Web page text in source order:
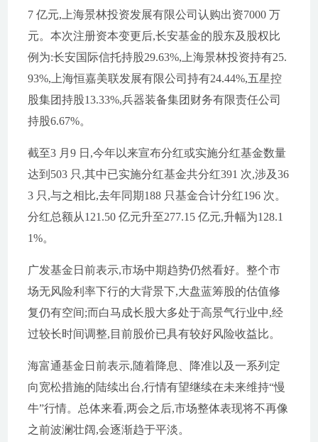
7 亿元,上海景林投资发展有限公司认购出资7000 万
元。本次注册资本变更后,长安基金的股东及股权比
例为:长安国际信托持股29.63%,上海景林投资持有25.
93%,上海恒嘉美联发展有限公司持有24.44%,五星控
股集团持股13.33%,兵器装备集团财务有限责任公司
持股6.67%。
截至3 月9 日,今年以来宣布分红或实施分红基金数量
达到503 只,其中已实施分红基金共分红391 次,涉及36
3 只,与之相比,去年同期188 只基金合计分红196 次。
分红总额从121.50 亿元升至277.15 亿元,升幅为128.1
1%。
广发基金日前表示,市场中期趋势仍然看好。整个市
场无风险利率下行的大背景下,大盘蓝筹股的估值修
复仍有空间;而白马成长股大多处于高景气行业中,经
过较长时间调整,目前股价已具有较好风险收益比。
海富通基金日前表示,随着降息、降准以及一系列定
向宽松措施的陆续出台,行情有望继续在未来维持“慢
牛”行情。总体来看,两会之后,市场整体表现将不再像
之前波澜壮阔,会逐渐趋于平淡。